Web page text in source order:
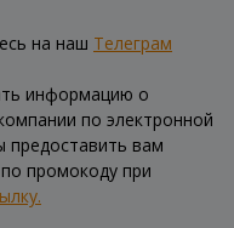
на наш Телеграм
информацию о
по электронной
предоставить вам
промокоду при